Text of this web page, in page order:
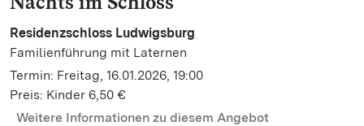
Residenzschloss Ludwigsburg
Familienführung mit Laternen
Termin: Freitag, 16.01.2026, 19:00
Preis: Kinder 6,50 €
Weitere Informationen zu diesem Angebot